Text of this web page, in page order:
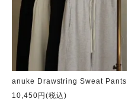
anuke Drawstring Sweat Pants
10,450円(税込)